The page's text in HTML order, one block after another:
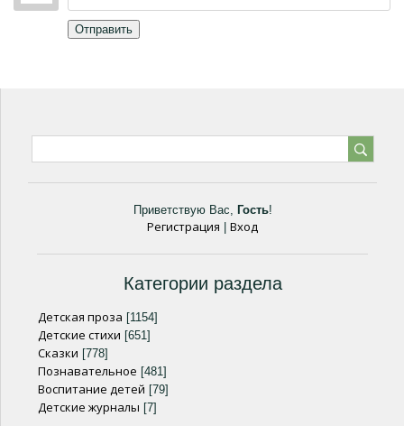
Отправить
Приветствую Вас, Гость!
Регистрация Вход
Категории раздела
Детская проза [1154]
Детские стихи [651]
Сказки [778]
Познавательное [481]
Воспитание детей [79]
Детские журналы [7]